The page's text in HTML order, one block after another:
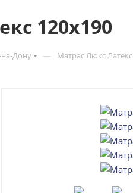
120x190
Дону — Матрас Люкс Латекс